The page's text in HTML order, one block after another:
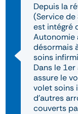
Depuis la
(Service
est intégré
Autonomie
désormais
soins
Dans le 1er
assure le
volet soins
d’autres
couverts